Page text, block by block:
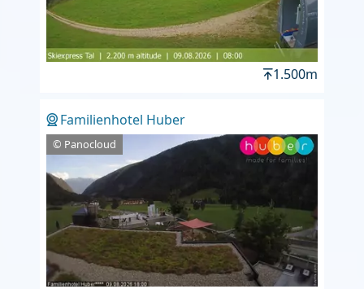
1.500m
Familienhotel Huber
© Panocloud